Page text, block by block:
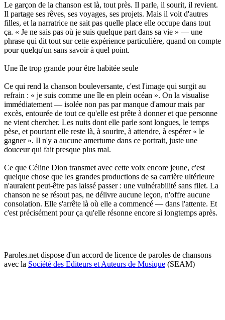
Le garçon de la chanson est là, tout près. Il parle, il sourit, il revient.
Il partage ses rêves, ses voyages, ses projets. Mais il voit d'autres
filles, et la narratrice ne sait pas quelle place elle occupe dans tout
ça. « Je ne sais pas où je suis quelque part dans sa vie » — une
phrase qui dit tout sur cette expérience particulière, quand on compte
pour quelqu'un sans savoir à quel point.
Une île trop grande pour être habitée seule
Ce qui rend la chanson bouleversante, c'est l'image qui surgit au
refrain : « je suis comme une île en plein océan ». On la visualise
immédiatement — isolée non pas par manque d'amour mais par
excès, entourée de tout ce qu'elle est prête à donner et que personne
ne vient chercher. Les nuits dont elle parle sont longues, le temps
pèse, et pourtant elle reste là, à sourire, à attendre, à espérer « le
gagner ». Il n'y a aucune amertume dans ce portrait, juste une
douceur qui fait presque plus mal.
Ce que Céline Dion transmet avec cette voix encore jeune, c'est
quelque chose que les grandes productions de sa carrière ultérieure
n'auraient peut-être pas laissé passer : une vulnérabilité sans filet. La
chanson ne se résout pas, ne délivre aucune leçon, n'offre aucune
consolation. Elle s'arrête là où elle a commencé — dans l'attente. Et
c'est précisément pour ça qu'elle résonne encore si longtemps après.
Paroles.net dispose d'un accord de licence de paroles de chansons
avec la Société des Editeurs et Auteurs de Musique (SEAM)